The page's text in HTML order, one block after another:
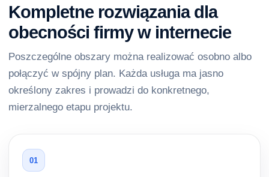
Kompletne rozwiązania dla
obecności firmy w internecie
Poszczególne obszary można realizować osobno albo
połączyć w spójny plan. Każda usługa ma jasno
określony zakres i prowadzi do konkretnego,
mierzalnego etapu projektu.
01